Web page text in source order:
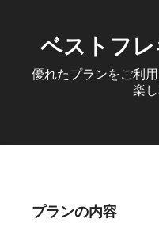
ベストフ
優れたプランをご利
楽
プランの内容